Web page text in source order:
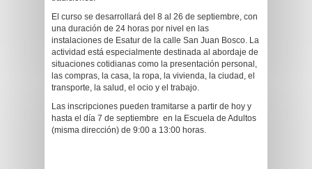
El curso se desarrollará del 8 al 26 de septiembre, con
una duración de 24 horas por nivel en las
instalaciones de Esatur de la calle San Juan Bosco. La
actividad está especialmente destinada al abordaje de
situaciones cotidianas como la presentación personal,
las compras, la casa, la ropa, la vivienda, la ciudad, el
transporte, la salud, el ocio y el trabajo.
Las inscripciones pueden tramitarse a partir de hoy y
hasta el día 7 de septiembre en la Escuela de Adultos
(misma dirección) de 9:00 a 13:00 horas.